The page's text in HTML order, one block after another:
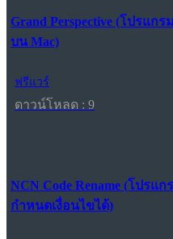
Grand Perspective (โปรแก
บน Mac)
ฟรีแวร์
ดาวน์โหลด : 9
NCN Code Rename (โปรแ
กำหนดเงื่อนไขได้)